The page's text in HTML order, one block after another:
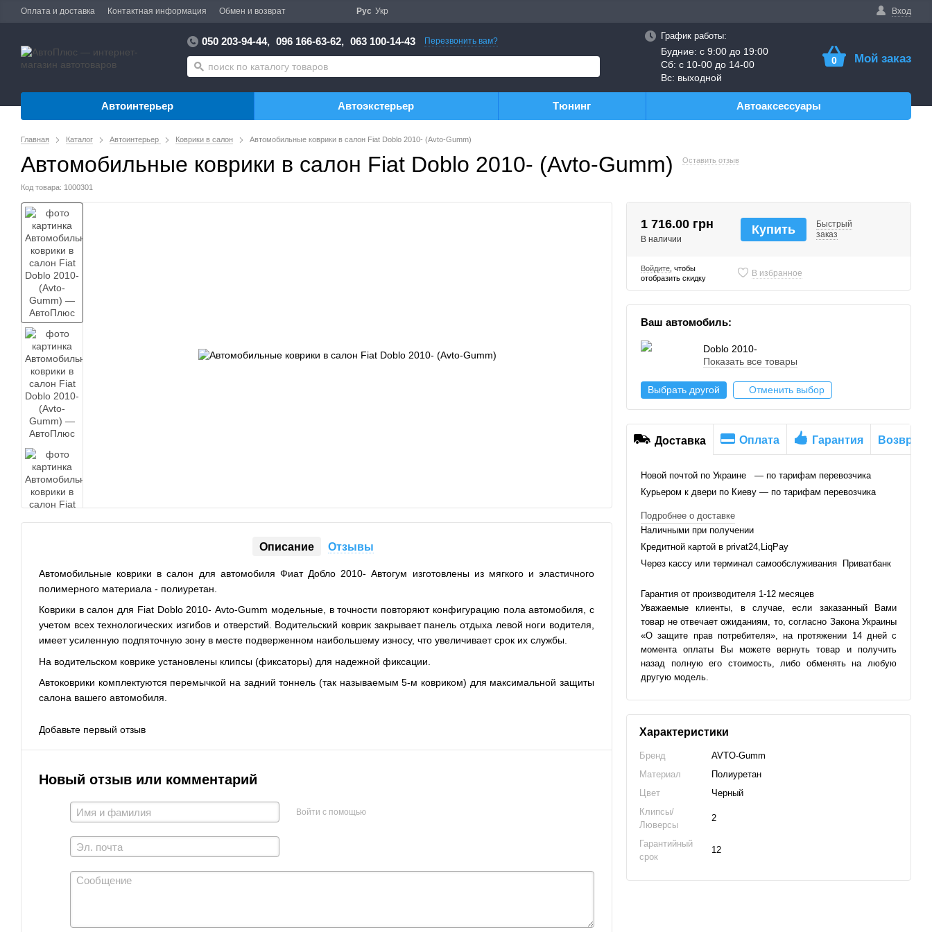
Оплата и доставка Контактная информация Обмен и возврат Вход
Рус Укр
050 203-94-44, 096 166-63-62, 063 100-14-43 Перезвонить вам? График работы:
Будние: с 9:00 до 19:00
Сб: с 10-00 до 14-00
Вс: выходной
0 Мой заказ
Автоинтерьер Автоэкстерьер Тюнинг Автоаксессуары
Главная Каталог Автоинтерьер Коврики в салон Автомобильные коврики в салон Fiat Doblo 2010- (Avto-Gumm)
Автомобильные коврики в салон Fiat Doblo 2010- (Avto-Gumm) Оставить отзыв
Код товара: 1000301
Описание Отзывы
Автомобильные коврики в салон для автомобиля Фиат Добло 2010- Автогум изготовлены из мягкого и эластичного
полимерного материала - полиуретан.
Коврики в салон для Fiat Doblo 2010- Avto-Gumm модельные, в точности повторяют конфигурацию пола автомобиля, с
учетом всех технологических изгибов и отверстий. Водительский коврик закрывает панель отдыха левой ноги водителя,
имеет усиленную подпяточную зону в месте подверженном наибольшему износу, что увеличивает срок их службы.
На водительском коврике установлены клипсы (фиксаторы) для надежной фиксации.
Автоковрики комплектуются перемычкой на задний тоннель (так называемым 5-м ковриком) для максимальной защиты
салона вашего автомобиля.
Добавьте первый отзыв
Новый отзыв или комментарий
Войти с помощью
1 716.00 грн
В наличии
Купить
Быстрый
заказ
Войдите , чтобы
отобразить скидку
В избранное
Ваш автомобиль:
Doblo 2010-
Показать все товары
Выбрать другой Отменить выбор
Доставка Оплата Гарантия Возврат
Новой почтой по Украине — по тарифам перевозчика
Курьером к двери по Киеву — по тарифам перевозчика
Подробнее о доставке
Наличными при получении
Кредитной картой в privat24,LiqPay
Через кассу или терминал самообслуживания Приватбанк
Гарантия от производителя 1-12 месяцев
Уважаемые клиенты, в случае, если заказанный Вами
товар не отвечает ожиданиям, то, согласно Закона Украины
«О защите прав потребителя», на протяжении 14 дней с
момента оплаты Вы можете вернуть товар и получить
назад полную его стоимость, либо обменять на любую
другую модель.
Характеристики
Бренд
AVTO-Gumm
Материал
Полиуретан
Цвет
Черный
Клипсы/
Люверсы
2
Гарантийный
срок
12